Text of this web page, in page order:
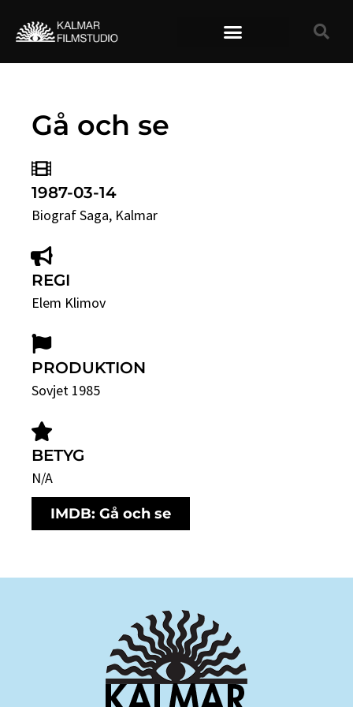
Gå och se
1987-03-14
Biograf Saga, Kalmar
REGI
Elem Klimov
PRODUKTION
Sovjet 1985
BETYG
N/A
IMDB: Gå och se